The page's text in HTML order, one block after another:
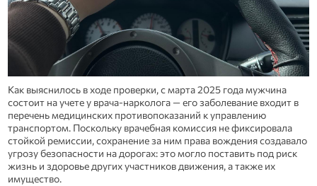
Как выяснилось в ходе проверки, с марта 2025 года мужчина
состоит на учете у врача‑нарколога — его заболевание входит в
перечень медицинских противопоказаний к управлению
транспортом. Поскольку врачебная комиссия не фиксировала
стойкой ремиссии, сохранение за ним права вождения создавало
угрозу безопасности на дорогах: это могло поставить под риск
жизнь и здоровье других участников движения, а также их
имущество.